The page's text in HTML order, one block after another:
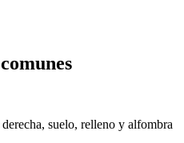
suelo, relleno y alfombra